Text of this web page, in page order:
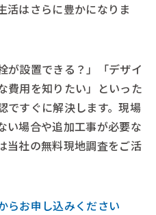
活はさらに豊かになりま
が設置できる？」「デザイ
費用を知りたい」といった
ですぐに解決します。現場
い場合や追加工事が必要な
当社の無料現地調査をご活
らお申し込みください